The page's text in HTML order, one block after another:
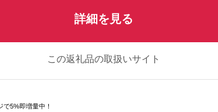
詳細を見る
この返礼品の取扱いサイト
5%即増量中！